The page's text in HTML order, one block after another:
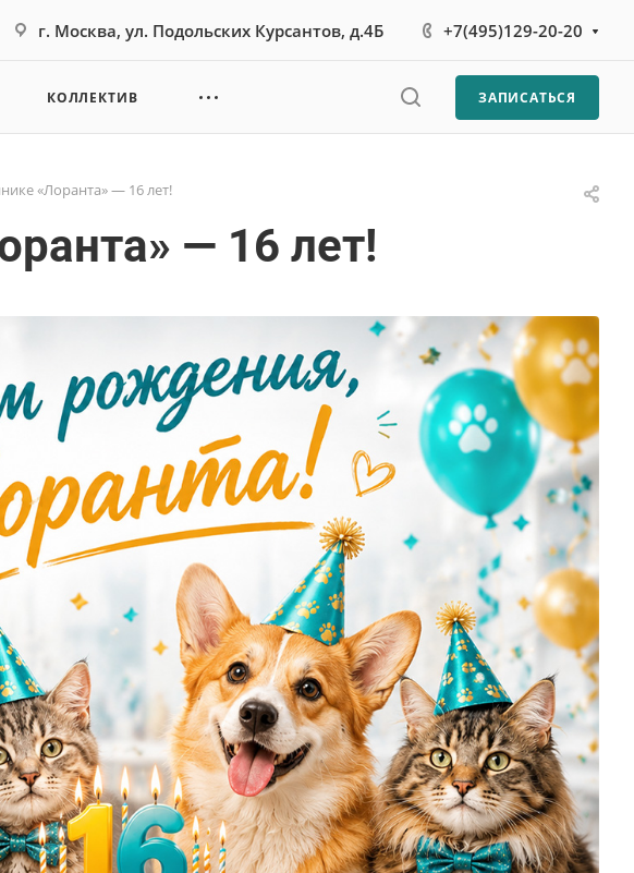
г. Москва, ул. Подольских Курсантов, д.4Б +7(495)129-20-20
КОЛЛЕКТИВ ЗАПИСАТЬСЯ
«Лоранта» — 16 лет!
— 16 лет!